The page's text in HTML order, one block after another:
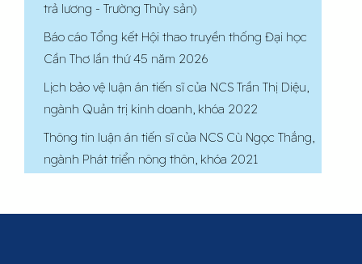
trả lương - Trường Thủy sản)
Báo cáo Tổng kết Hội thao truyền thống Đại học
Cần Thơ lần thứ 45 năm 2026
Lịch bảo vệ luận án tiến sĩ của NCS Trần Thị Diệu,
ngành Quản trị kinh doanh, khóa 2022
Thông tin luận án tiến sĩ của NCS Cù Ngọc Thắng,
ngành Phát triển nông thôn, khóa 2021